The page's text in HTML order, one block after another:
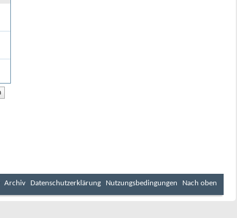
Archiv Datenschutzerklärung Nutzungsbedingungen Nach oben